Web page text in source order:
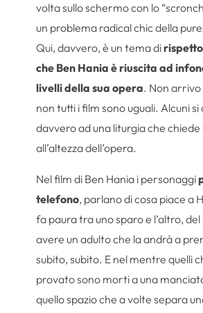
volta sullo schermo con lo
un problema radical chic della
Qui, davvero, è un tema di
che Ben Hania è riuscita ad
livelli della sua opera. Non arrivo
non tutti i film sono uguali. Alcuni
davvero ad una liturgia che
all’altezza dell’opera.
Nel film di Ben Hania i personaggi
telefono, parlano di cosa piace a
fa paura tra uno sparo e l’altro, del
avere un adulto che la andrà a
subito, subito. E nel mentre quelli
provato sono morti a una
quello spazio che a volte separa